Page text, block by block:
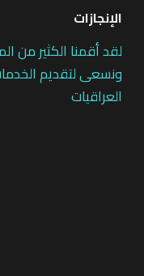
الإنجازات
لقد أقمنا الكثير من
ونسعى لتقديم
العراقيات